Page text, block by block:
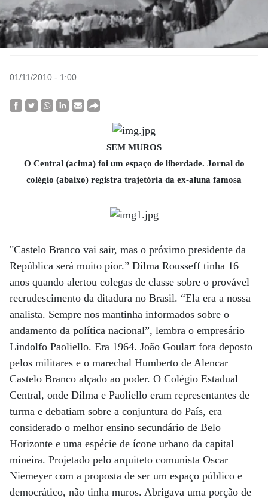
01/11/2010 - 1:00
SEM MUROS
O Central (acima) foi um espaço de liberdade. Jornal do
colégio (abaixo) registra trajetória da ex-aluna famosa
"Castelo Branco vai sair, mas o próximo presidente da
República será muito pior.” Dilma Rousseff tinha 16
anos quando alertou colegas de classe sobre o provável
recrudescimento da ditadura no Brasil. “Ela era a nossa
analista. Sempre nos mantinha informados sobre o
andamento da política nacional”, lembra o empresário
Lindolfo Paoliello. Era 1964. João Goulart fora deposto
pelos militares e o marechal Humberto de Alencar
Castelo Branco alçado ao poder. O Colégio Estadual
Central, onde Dilma e Paoliello eram representantes de
turma e debatiam sobre a conjuntura do País, era
considerado o melhor ensino secundário de Belo
Horizonte e uma espécie de ícone urbano da capital
mineira. Projetado pelo arquiteto comunista Oscar
Niemeyer com a proposta de ser um espaço público e
democrático, não tinha muros. Abrigava uma porção de